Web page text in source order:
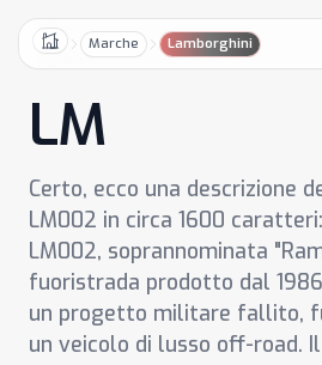
HomeMarche Lamborghini
LM
Certo, ecco una descrizione
LM002 in circa 1600
LM002, soprannominata
fuoristrada prodotto dal
un progetto militare fallito,
un veicolo di lusso off-road.